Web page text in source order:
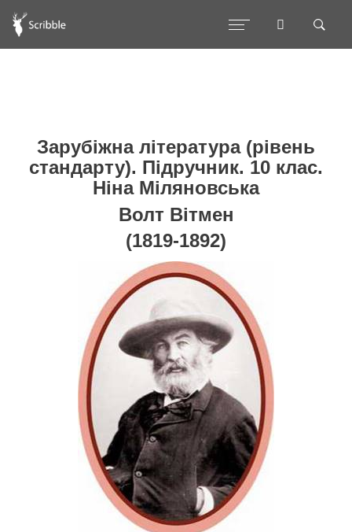
Зарубіжна література (рівень
стандарту). Підручник. 10 клас.
Ніна Міляновська
Волт Вітмен
(1819-1892)